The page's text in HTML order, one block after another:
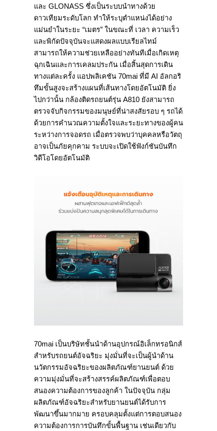
และ GLONASS ซึ่งเป็นระบบนำทางด้วย
ดาวเทียมระดับโลก ทำให้ระบุตำแหน่งได้อย่าง
แม่นยำในระยะ “เมตร” ในขณะที่ เวลา ความเร็ว
และพิกัดปัจจุบันจะแสดงผลแบบเรียลไทม์
สามารถให้ความช่วยเหลืออย่างทันทีเมื่อเกิดเหตุ
ฉุกเฉินและการเคลมประกัน เมื่อสิ้นสุดการเดิน
ทางแต่ละครั้ง แอปพลิเคชัน 70mai ที่มี AI อัลกอริ
ทึมขั้นสูงจะสร้างแผนที่เส้นทางโดยอัตโนมัติ ยิ่ง
ไปกว่านั้น กล้องติดรถยนต์รุ่น A810 ยังสามารถ
ตรวจจับกิจกรรมของมนุษย์ที่น่าสงสัยรอบ ๆ รถได้
ด้วยการคำนวณความตั้งใจและระยะทางของผู้คน
ระหว่างการจอดรถ เมื่อตรวจพบว่าบุคคลหรือวัตถุ
อาจเป็นภัยคุกคาม ระบบจะเปิดใช้ฟังก์ชันบันทึก
วิดีโอโดยอัตโนมัติ
70mai เป็นบริษัทชั้นนำด้านอุปกรณ์อิเล็กทรอนิกส์
สำหรับรถยนต์อัจฉริยะ มุ่งมั่นที่จะเป็นผู้นำด้าน
นวัตกรรมอัจฉริยะของผลิตภัณฑ์ยานยนต์ ด้วย
ความมุ่งมั่นที่จะสร้างสรรค์ผลิตภัณฑ์เพื่อตอบ
สนองความต้องการของลูกค้า ในปัจจุบัน กลุ่ม
ผลิตภัณฑ์อัจฉริยะสำหรับยานยนต์ได้รับการ
พัฒนาขึ้นมากมาย ครอบคลุมตั้งแต่การตอบสนอง
ความต้องการการบันทึกขั้นพื้นฐาน เช่นเดียวกับ